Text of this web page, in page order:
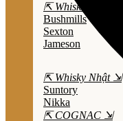
⇱ Whiskey Ailen ⇲
Bushmills
Sexton
Jameson
⇱ Whisky Nhật ⇲
Suntory
Nikka
⇱ COGNAC ⇲